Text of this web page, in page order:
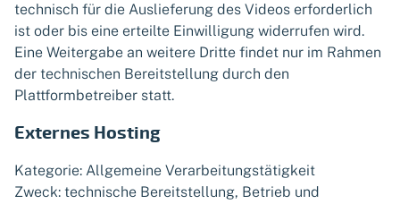
technisch für die Auslieferung des Videos erforderlich
ist oder bis eine erteilte Einwilligung widerrufen wird.
Eine Weitergabe an weitere Dritte findet nur im Rahmen
der technischen Bereitstellung durch den
Plattformbetreiber statt.
Externes Hosting
Kategorie: Allgemeine Verarbeitungstätigkeit
Zweck: technische Bereitstellung, Betrieb und